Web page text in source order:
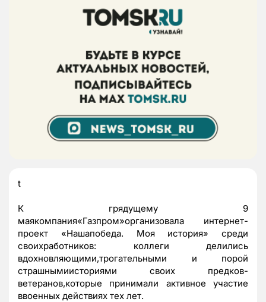
t
К грядущему 9
маякомпания«Газпром»организовала интернет-
проект «Нашапобеда. Моя история» среди
своихработников: коллеги делились
вдохновляющими,трогательными и порой
страшнымиисториями своих предков-
ветеранов,которые принимали активное участие
ввоенных действиях тех лет.